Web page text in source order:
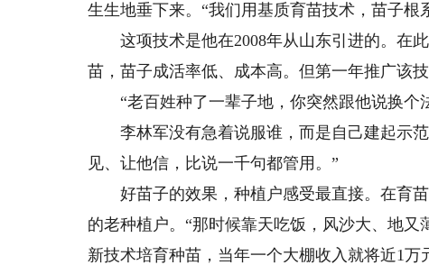
生生地垂下来。“我们用基质育苗技术，苗子根
这项技术是他在2008年从山东引进的。在
苗，苗子成活率低、成本高。但第一年推广该技
“老百姓种了一辈子地，你突然跟他说换个
李林军没有急着说服谁，而是自己建起示范
见、让他信，比说一千句都管用。”
好苗子的效果，种植户感受最直接。在育苗
的老种植户。“那时候靠天吃饭，风沙大、地又
新技术培育种苗，当年一个大棚收入就将近1万